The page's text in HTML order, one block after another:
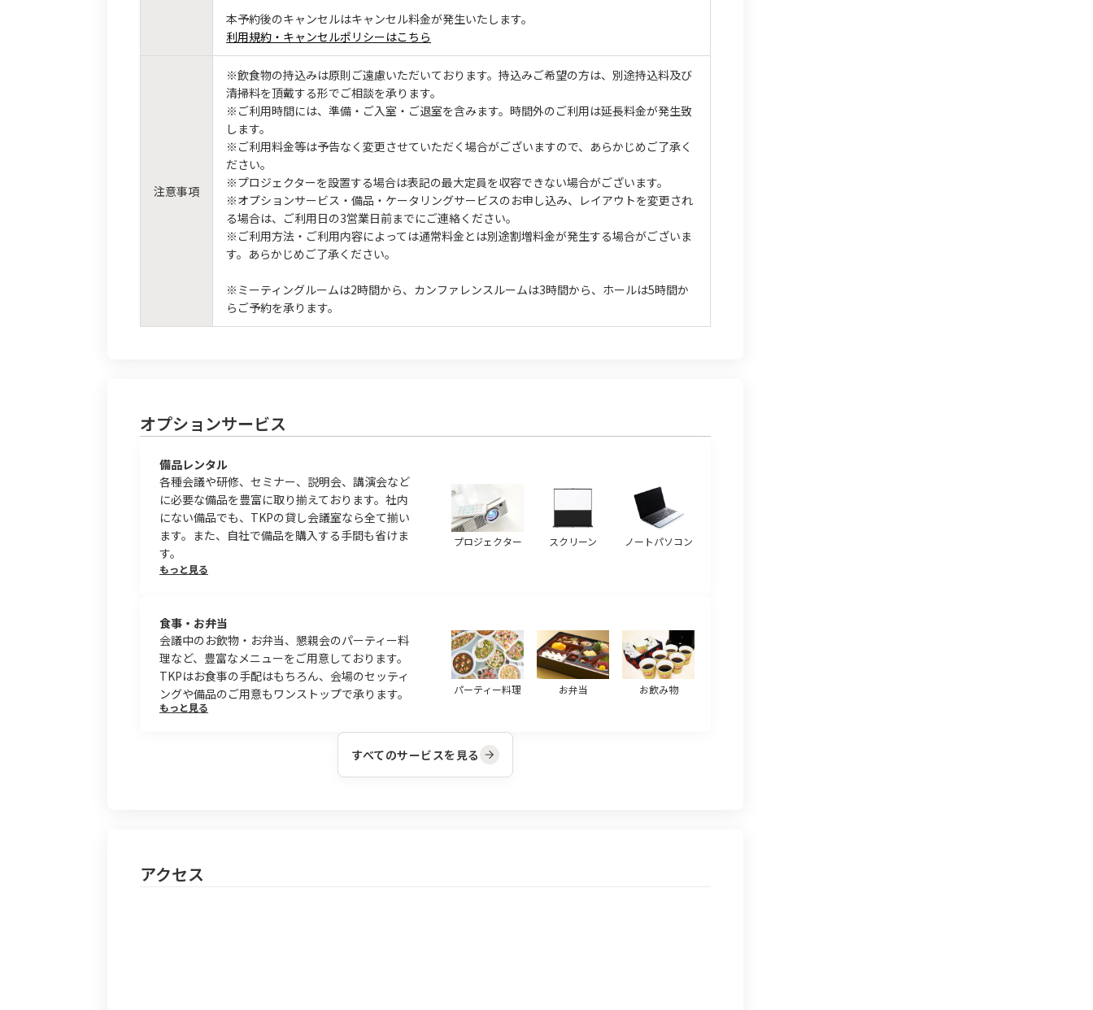
本予約後のキャンセルはキャンセル料金が発生いたします。
利用規約・キャンセルポリシーはこちら
注意事項
※飲食物の持込みは原則ご遠慮いただいております。持込みご希望の方は、別途持込料及び
清掃料を頂戴する形でご相談を承ります。
※ご利用時間には、準備・ご入室・ご退室を含みます。時間外のご利用は延長料金が発生致
します。
※ご利用料金等は予告なく変更させていただく場合がございますので、あらかじめご了承く
ださい。
※プロジェクターを設置する場合は表記の最大定員を収容できない場合がございます。
※オプションサービス・備品・ケータリングサービスのお申し込み、レイアウトを変更され
る場合は、ご利用日の3営業日前までにご連絡ください。
※ご利用方法・ご利用内容によっては通常料金とは別途割増料金が発生する場合がございま
す。あらかじめご了承ください。
※ミーティングルームは2時間から、カンファレンスルームは3時間から、ホールは5時間か
らご予約を承ります。
オプションサービス
備品レンタル
各種会議や研修、セミナー、説明会、講演会など
に必要な備品を豊富に取り揃えております。社内
にない備品でも、TKPの貸し会議室なら全て揃い
ます。また、自社で備品を購入する手間も省けま
す。
もっと見る
プロジェクター スクリーン ノートパソコン
食事・お弁当
会議中のお飲物・お弁当、懇親会のパーティー料
理など、豊富なメニューをご用意しております。
TKPはお食事の手配はもちろん、会場のセッティ
ングや備品のご用意もワンストップで承ります。
もっと見る
パーティー料理 お弁当 お飲み物
すべてのサービスを見る
アクセス